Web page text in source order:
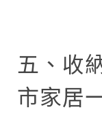
五、收
市家居